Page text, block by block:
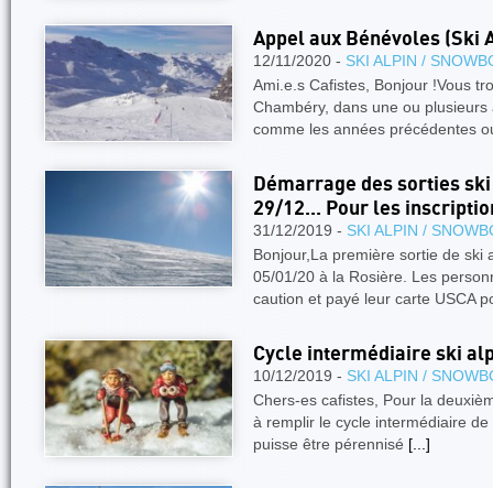
Appel aux Bénévoles (Ski
12/11/2020 - SKI ALPIN /
Ami.e.s Cafistes, Bonjour !Vous
Chambéry, dans une ou
comme les années précédentes
Démarrage des sorties
29/12... Pour les
31/12/2019 - SKI ALPIN /
Bonjour,La première sortie de ski
05/01/20 à la Rosière. Les
caution et payé leur carte USCA
Cycle intermédiaire ski
10/12/2019 - SKI ALPIN /
Chers-es cafistes, Pour la
à remplir le cycle intermédiaire
puisse être pérennisé [...]